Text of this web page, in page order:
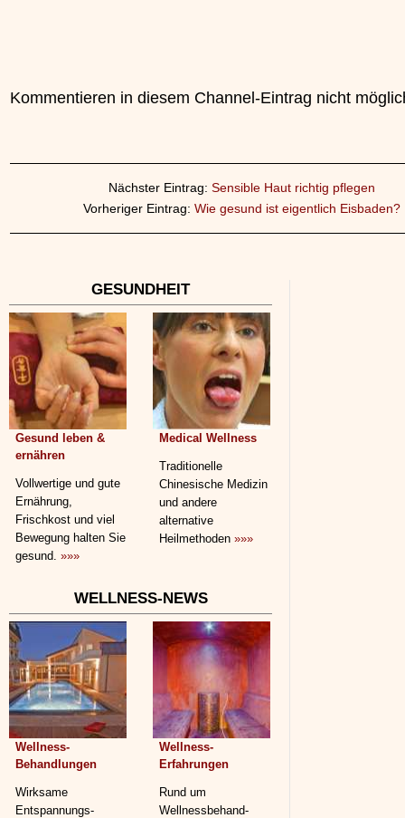
Kommentieren in diesem Channel-Eintrag nicht
Nächster Eintrag: Sensible Haut richtig pflegen
Vorheriger Eintrag: Wie gesund ist eigentlich Eisbaden?
GESUNDHEIT
Gesund leben &
ernähren
Vollwertige und gute
Ernährung,
Frischkost und viel
Bewegung halten Sie
gesund. »»»
Medical Wellness
Traditionelle
Chinesische Medizin
und andere
alternative
Heilmethoden »»»
WELLNESS-NEWS
Wellness-
Behandlungen
Wirksame
Entspannungs­
Wellness-
Erfahrungen
Rund um
Wellnessbehand­